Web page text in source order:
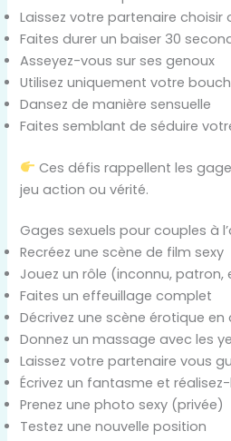
Laissez votre partenaire choisir
Faites durer un baiser 30
Asseyez-vous sur ses genoux
Utilisez uniquement votre
Dansez de manière sensuelle
Faites semblant de séduire
Ces défis rappellent les
jeu action ou vérité.
Gages sexuels pour couples à
Recréez une scène de film sexy
Jouez un rôle (inconnu, patron,
Faites un effeuillage complet
Décrivez une scène érotique en
Donnez un massage avec les
Laissez votre partenaire vous
Écrivez un fantasme et
Prenez une photo sexy (privée)
Testez une nouvelle position